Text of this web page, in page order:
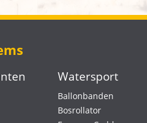
Watersport
Ballonbanden
Bosrollator